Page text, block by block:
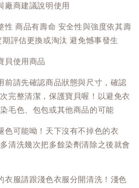
廠商建議說明使用
性 商品有壽命 安全性與強度依其壽
評估更換或淘汰 避免憾事發生
貝使用商品
前請先確認商品狀態與尺寸，確認
完整清潔，保護寶貝喔！以避免衣
毛色、包包或其他商品的可能
色可能呦！天下沒有不掉色的衣
清洗幾次把多餘染劑清除之後就會
衣服請跟淺色衣服分開清洗！淺色